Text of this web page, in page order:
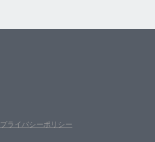
プライバシーポリシー